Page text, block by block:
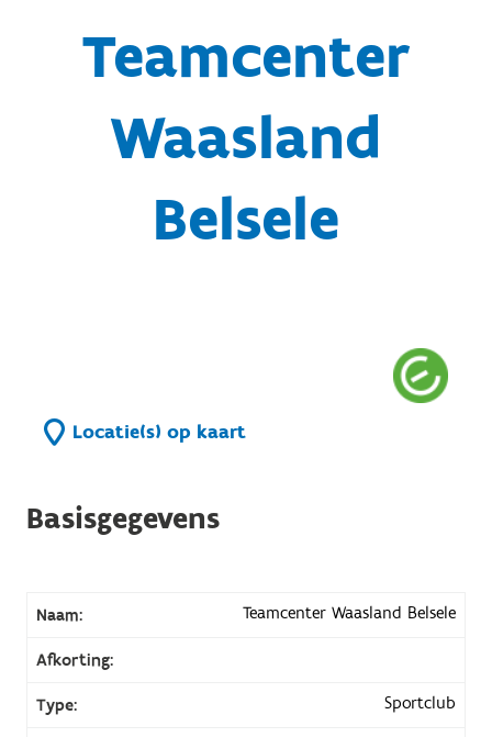
Teamcenter
Waasland
Belsele
Locatie(s) op kaart
Basisgegevens
Naam: Teamcenter Waasland Belsele
Afkorting:
Type: Sportclub